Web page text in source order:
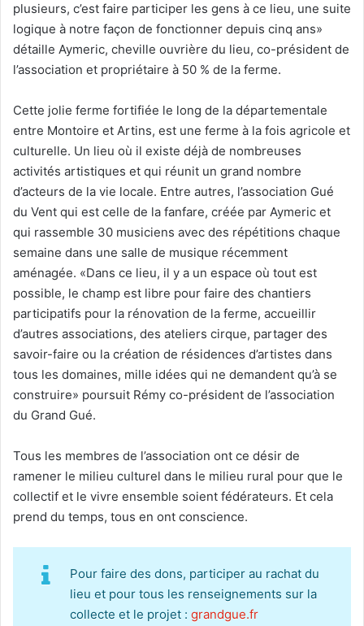
plusieurs, c’est faire participer les gens à ce lieu, une suite
logique à notre façon de fonctionner depuis cinq ans»
détaille Aymeric, cheville ouvrière du lieu, co-président de
l’association et propriétaire à 50 % de la ferme.
Cette jolie ferme fortifiée le long de la départementale
entre Montoire et Artins, est une ferme à la fois agricole et
culturelle. Un lieu où il existe déjà de nombreuses
activités artistiques et qui réunit un grand nombre
d’acteurs de la vie locale. Entre autres, l’association Gué
du Vent qui est celle de la fanfare, créée par Aymeric et
qui rassemble 30 musiciens avec des répétitions chaque
semaine dans une salle de musique récemment
aménagée. «Dans ce lieu, il y a un espace où tout est
possible, le champ est libre pour faire des chantiers
participatifs pour la rénovation de la ferme, accueillir
d’autres associations, des ateliers cirque, partager des
savoir-faire ou la création de résidences d’artistes dans
tous les domaines, mille idées qui ne demandent qu’à se
construire» poursuit Rémy co-président de l’association
du Grand Gué.
Tous les membres de l’association ont ce désir de
ramener le milieu culturel dans le milieu rural pour que le
collectif et le vivre ensemble soient fédérateurs. Et cela
prend du temps, tous en ont conscience.
Pour faire des dons, participer au rachat du
lieu et pour tous les renseignements sur la
collecte et le projet : grandgue.fr